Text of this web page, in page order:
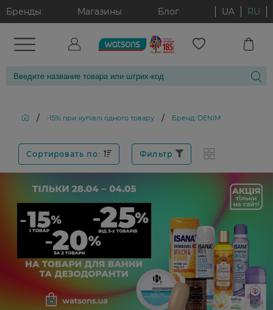
Бренды Магазины Блог UA RU
/ -15% при купівлі одного товару / Бренд: DENIM
Сортировать по: Фильтр